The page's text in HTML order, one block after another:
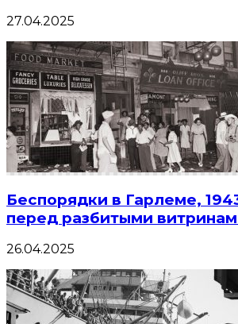
27.04.2025
Беспорядки в Гарлеме,
перед разбитыми
26.04.2025